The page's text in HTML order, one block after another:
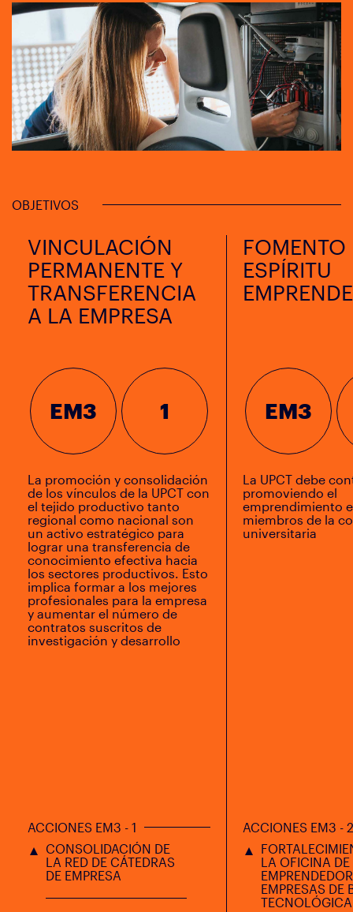
OBJETIVOS
VINCULACIÓN
PERMANENTE Y
TRANSFERENCIA
A LA EMPRESA
EM3 1
La promoción y consolidación
de los vínculos de la UPCT con
el tejido productivo tanto
regional como nacional son
un activo estratégico para
lograr una transferencia de
conocimiento efectiva hacia
los sectores productivos. Esto
implica formar a los mejores
profesionales para la empresa
y aumentar el número de
contratos suscritos de
investigación y desarrollo
ACCIONES EM3 - 1
CONSOLIDACIÓN DE
LA RED DE CÁTEDRAS
DE EMPRESA
FOMENTO
ESPÍRITU
EM3
La UPCT debe
promoviendo el
emprendimiento
miembros de la
universitaria
ACCIONES EM3 - 2
LA OFICINA DE
EMPRESAS DE
TECNOLÓGICA